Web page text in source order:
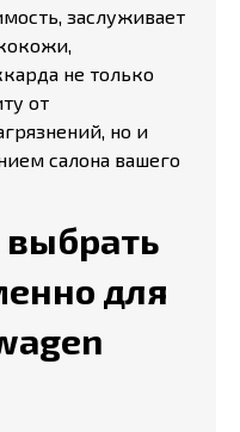
заслуживает
не только
от
но и
салона вашего
выбрать
для